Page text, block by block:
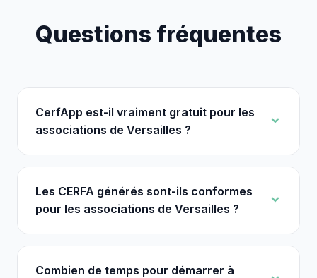
Questions fréquentes
CerfApp est-il vraiment gratuit pour les
associations de Versailles ?
Les CERFA générés sont-ils conformes
pour les associations de Versailles ?
Combien de temps pour démarrer à